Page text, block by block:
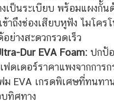
เป็นระเบียบ พร้อมแผงกั้
ข้าถึงช่องเสียบหูฟัง ไมโค
ย่างสะดวกรวดเร็ว
Dur EVA Foam:ปกป้อ
ฟดเดอร์ราคาแพงจากการ
ม EVA เกรดพิเศษที่ทนทา
ทิศทาง